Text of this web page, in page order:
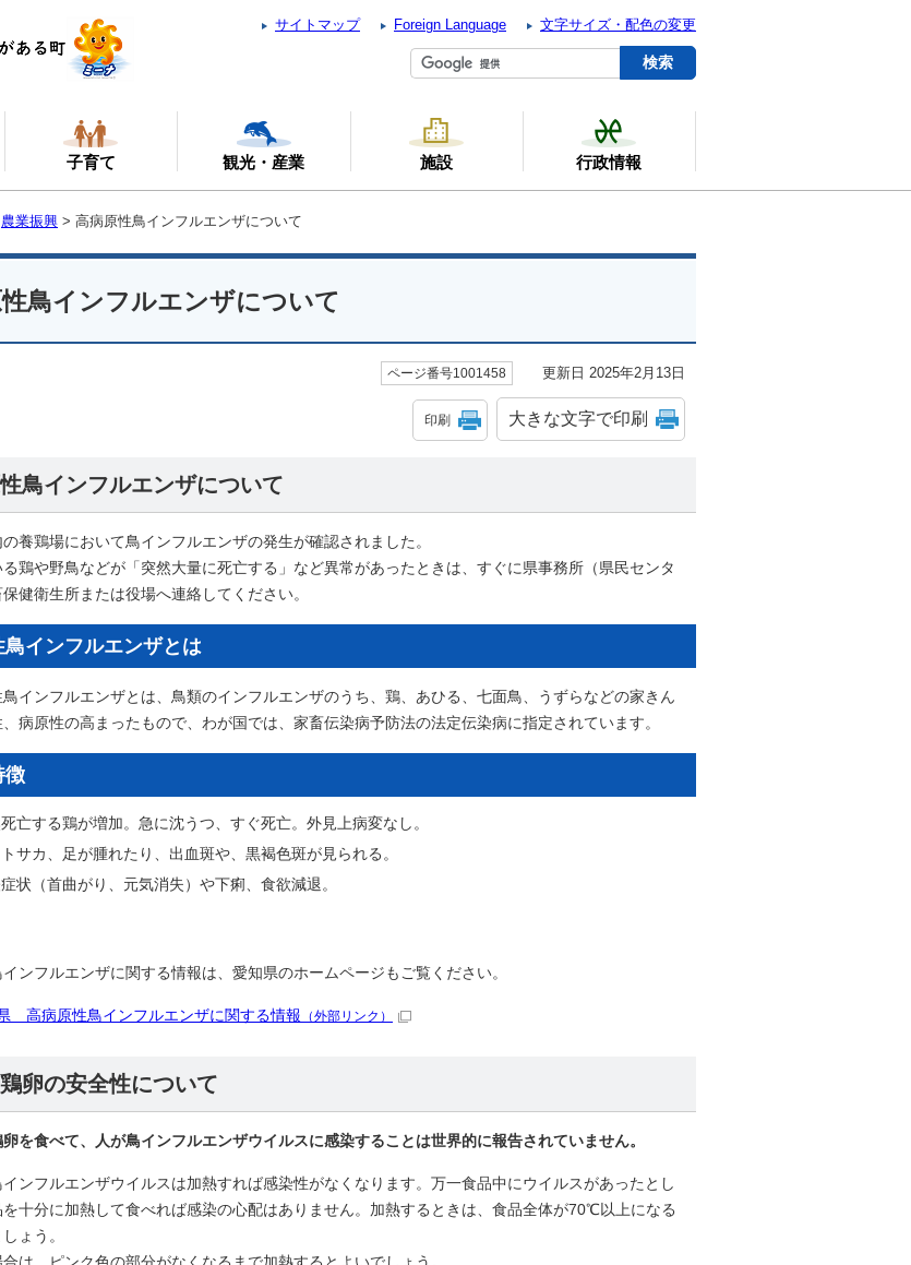
サイトマップ Foreign Language 文字サイズ・配色の変更
子育て 観光・産業 施設 行政情報
農業振興 > 高病原性鳥インフルエンザについて
鳥インフルエンザについて
ページ番号1001458 更新日 2025年2月13日
印刷 大きな文字で印刷
鳥インフルエンザについて
養鶏場において鳥インフルエンザの発生が確認されました。
鶏や野鳥などが「突然大量に死亡する」など異常があったときは、すぐに県事務所（県民センタ
健衛生所または役場へ連絡してください。
鳥インフルエンザとは
インフルエンザとは、鳥類のインフルエンザのうち、鶏、あひる、七面鳥、うずらなどの家きん
病原性の高まったもので、わが国では、家畜伝染病予防法の法定伝染病に指定されています。
徴
亡する鶏が増加。急に沈うつ、すぐ死亡。外見上病変なし。
サカ、足が腫れたり、出血斑や、黒褐色斑が見られる。
状（首曲がり、元気消失）や下痢、食欲減退。
ンフルエンザに関する情報は、愛知県のホームページもご覧ください。
高病原性鳥インフルエンザに関する情報 （外部リンク）
卵の安全性について
を食べて、人が鳥インフルエンザウイルスに感染することは世界的に報告されていません。
ンフルエンザウイルスは加熱すれば感染性がなくなります。万一食品中にウイルスがあったとし
を十分に加熱して食べれば感染の心配はありません。加熱するときは、食品全体が70℃以上になる
ょう。